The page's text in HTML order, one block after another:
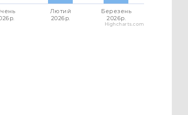
Лютий
2026p.
Березень
2026p.
Highcharts.com